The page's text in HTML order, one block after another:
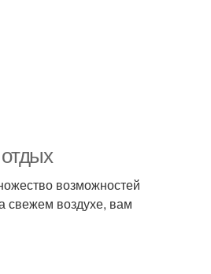
возможностей
свежем воздухе, вам